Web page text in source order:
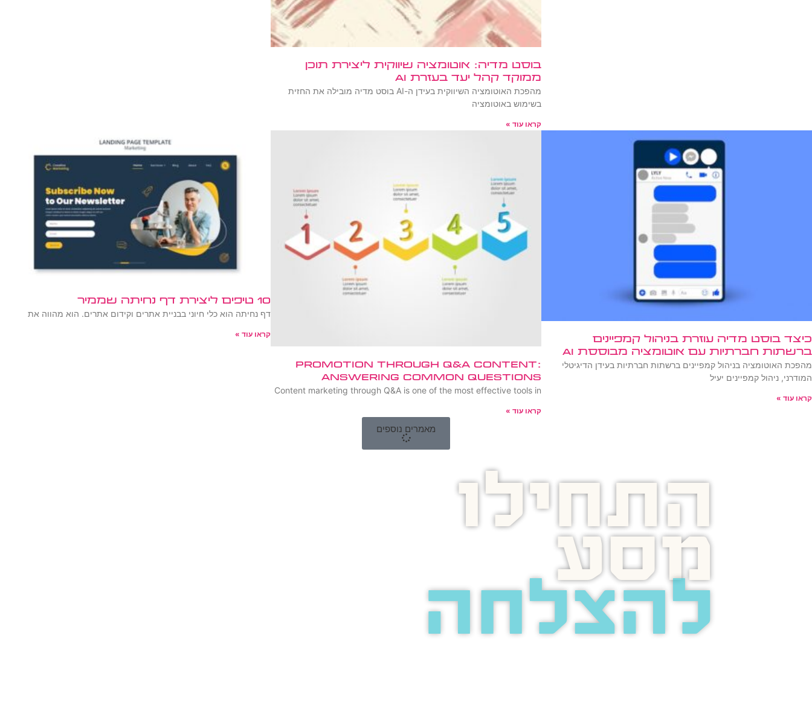
בוסט מדיה: אוטומציה שיווקית ליצירת תוכן
ממוקד קהל יעד בעזרת AI
מהפכת האוטומציה השיווקית בעידן ה-AI בוסט מדיה מובילה את החזית
בשימוש באוטומציה
קראו עוד »
כיצד בוסט מדיה עוזרת בניהול קמפיינים
ברשתות חברתיות עם אוטומציה מבוססת AI
מהפכת האוטומציה בניהול קמפיינים ברשתות חברתיות בעידן הדיגיטלי
המודרני, ניהול קמפיינים יעיל
קראו עוד »
Promotion Through Q&A Content:
Answering Common Questions
Content marketing through Q&A is one of the most effective tools in
קראו עוד »
10 טיפים ליצירת דף נחיתה שממיר
דף נחיתה הוא כלי חיוני בבניית אתרים וקידום אתרים. הוא מהווה את
קראו עוד »
מאמרים נוספים
התחילו
מסע
להצלחה